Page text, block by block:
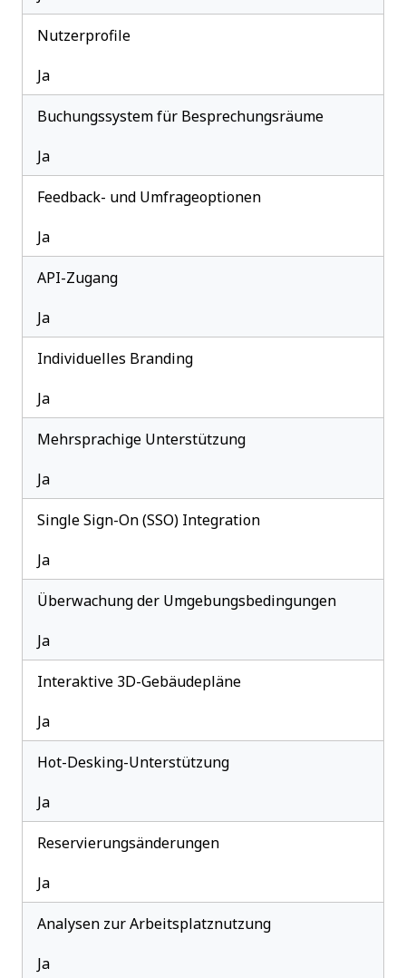
Nutzerprofile
Ja
Buchungssystem für Besprechungsräume
Ja
Feedback- und Umfrageoptionen
Ja
API-Zugang
Ja
Individuelles Branding
Ja
Mehrsprachige Unterstützung
Ja
Single Sign-On (SSO) Integration
Ja
Überwachung der Umgebungsbedingungen
Ja
Interaktive 3D-Gebäudepläne
Ja
Hot-Desking-Unterstützung
Ja
Reservierungsänderungen
Ja
Analysen zur Arbeitsplatznutzung
Ja